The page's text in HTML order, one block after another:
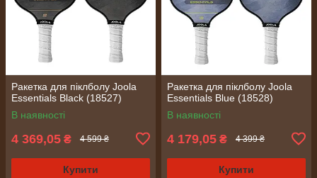
Ракетка для піклболу Joola
Essentials Black (18527)
В наявності
4 369,05 ₴ 4 599 ₴
Купити
Ракетка для піклболу Joola
Essentials Blue (18528)
В наявності
4 179,05 ₴ 4 399 ₴
Купити